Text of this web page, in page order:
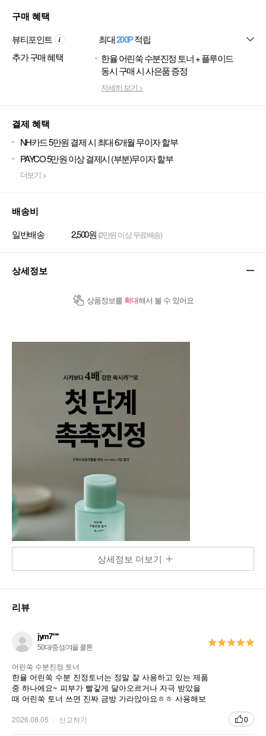
구매 혜택
뷰티포인트 최대200P적립
추가 구매 혜택
한율 어린쑥 수분진정 토너 + 플루이드
동시 구매 시 사은품 증정
자세히 보기 >
결제 혜택
NH카드 5만원 결제 시 최대 6개월 무이자 할부
PAYCO 5만원 이상 결제시 (부분)무이자 할부
더보기 >
배송비
일반배송 2,500원 (2만원 이상 무료배송)
상세정보
상품정보를 확대해서 볼 수 있어요
상세정보 더보기
리뷰
jym7***
50대/중성/겨울 쿨톤
어린쑥 수분진정 토너
한율 어린쑥 수분 진정토너는 정말 잘 사용하고 있는 제품
중 하나에요~ 피부가 빨갛게 달아오르거나 자극 받았을
때 어린쑥 토너 쓰면 진짜 금방 가라앉아요ㅎㅎ 사용해보
2026.08.05 신고하기 0